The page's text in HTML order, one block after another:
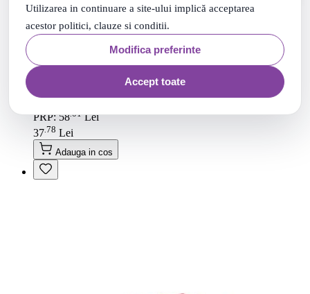
Utilizarea in continuare a site-ului implică acceptarea
acestor politici, clauze si conditii.
Modifica preferinte
Accept toate
Masina de teren Rally Monster, Dickie
PRP: 58.01Lei
37 78 Lei
Adauga in cos